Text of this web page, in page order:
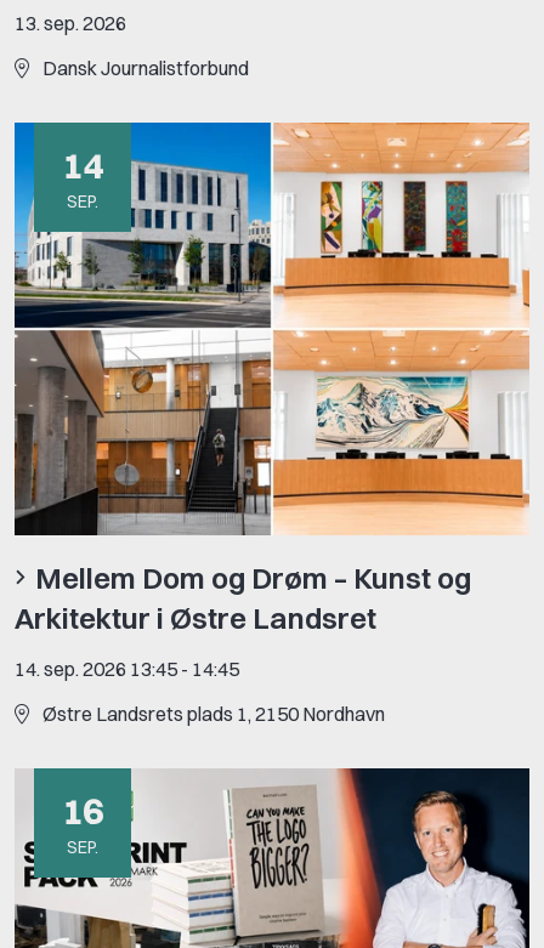
13. sep. 2026
Dansk Journalistforbund
14
SEP.
Mellem Dom og Drøm – Kunst og
Arkitektur i Østre Landsret
14. sep. 2026 13:45 - 14:45
Østre Landsrets plads 1, 2150 Nordhavn
16
SEP.